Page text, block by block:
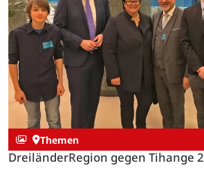
Themen
DreiländerRegion gegen Tihange 2